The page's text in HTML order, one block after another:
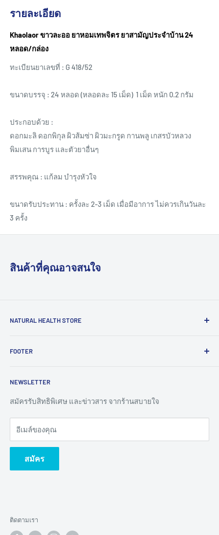
รายละเอียด
Khaolaor ขาวละออ ยาหอมเทพจิตร ยาสามัญประจำบ้าน 24
หลอด/กล่อง
ทะเบียนยาเลขที่ : G 418/52
ขนาดบรรจุ : 24 หลอด (หลอดละ 15 เม็ด) 1 เม็ด หนัก 0.2 กรัม
ประกอบด้วย :
ดอกมะลิ ดอกพิกุล ผิวส้มซ่า ผิวมะกรูด กานพลู เกสรบัวหลวง
พิมเสน การบูร และตัวยาอื่นๆ
สรรพคุณ : แก้ลม บำรุงหัวใจ
ขนาดรับประทาน : ครั้งละ 2-3 เม็ด เมื่อมีอาการ ไม่ควรเกินวันละ
3 ครั้ง
สินค้าที่คุณอาจสนใจ
NATURAL HEALTH STORE
สบายใจ
เศรษฐกิจพอเพียง สนับสนุนสินค้ากลุ่มแม่บ้านวิสาหกิจชุมชน
FOOTER
ค้นหาสินค้า | Search
เกี่ยวกับเรา | About Us
นโยบายความเป็นส่วนตัว | Privacy Policy
ร่วมงานกับเรา | Careers
ข้อตกลงและเงื่อนไข | Terms & Conditions
NEWSLETTER
สมัครรับสิทธิพิเศษ และข่าวสาร จากร้านสบายใจ
อีเมล์ของคุณ
สมัคร
ติดตามเรา